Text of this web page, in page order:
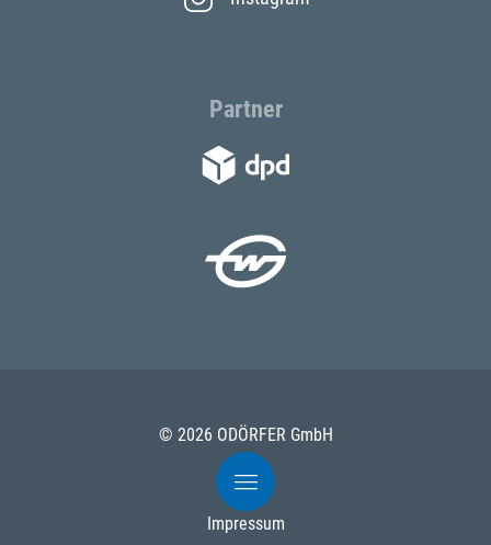
Partner
© 2026 ODÖRFER GmbH
Impressum